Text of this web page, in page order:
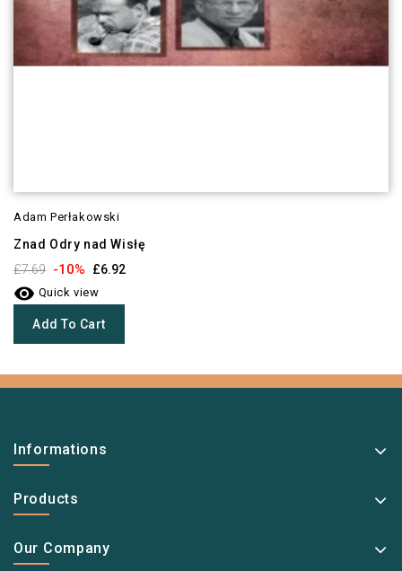
Adam Perłakowski
Znad Odry nad Wisłę
£7.69 -10% £6.92
 Quick view
Add To Cart
Informations
Products
Our Company